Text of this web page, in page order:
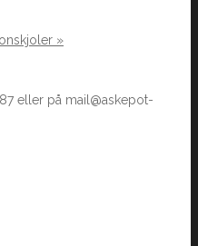
»
eller på mail@askepot-